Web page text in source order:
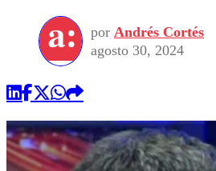
por Andrés Cortés
agosto 30, 2024